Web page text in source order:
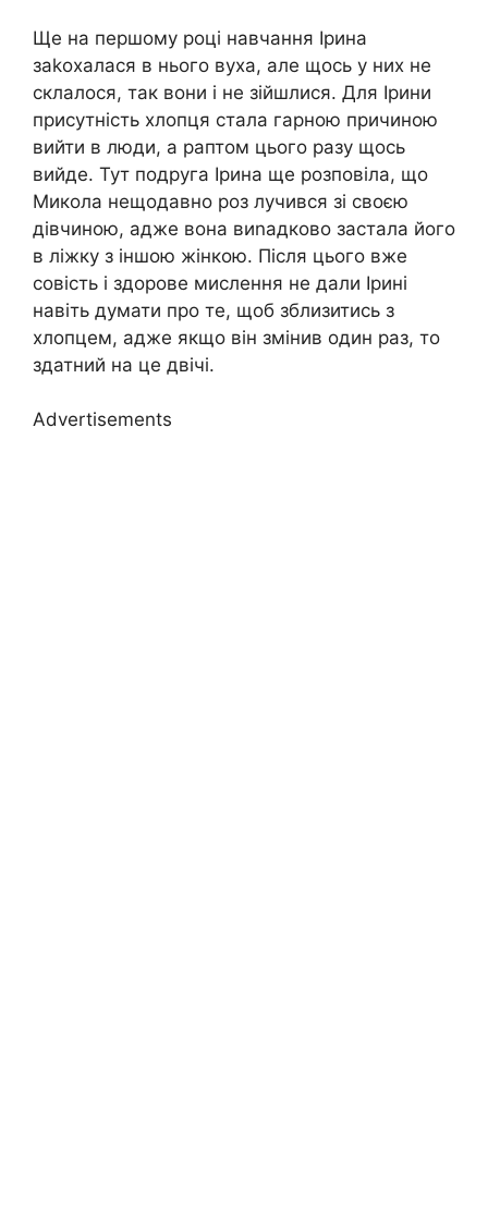
Ще на першому році навчання Ірина
заkохалася в нього вуха, але щось у них не
склалося, так вони і не зійшлися. Для Ірини
присутність хлопця стала гарною причиною
вийти в люди, а раптом цього разу щось
вийде. Тут подруга Ірина ще розповіла, що
Микола нещодавно роз лучився зі своєю
дівчиною, адже вона виnадково застала його
в ліжку з іншою жінкою. Після цього вже
совість і здорове мислення не дали Ірині
навіть думати про те, щоб зблизитись з
хлопцем, адже якщо він змінив один раз, то
здатний на це двічі.
Advertisements